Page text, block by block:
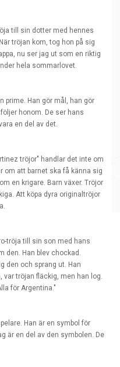
till sin dotter med hennes
tröjan kom, tog hon på sig
nu ser jag ut som en riktig
hela sommarlovet.
prime. Han gör mål, han gör
honom. De ser hans
en del av det.
tröjor" handlar det inte om
om att barnet ska få känna sig
en krigare. Barn växer. Tröjor
Att köpa dyra originaltröjor
tröja till sin son med hans
den. Han blev chockad.
den och sprang ut. Han
var tröjan fläckig, men han log.
för Argentina."
Han är en symbol för
är en del av den symbolen. De